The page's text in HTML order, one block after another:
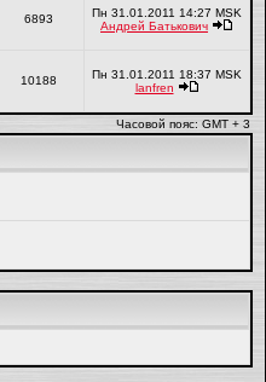
6893
Пн 31.01.2011 14:27 MSK
Андрей Батькович
10188
Пн 31.01.2011 18:37 MSK
lanfren
Часовой пояс: GMT + 3